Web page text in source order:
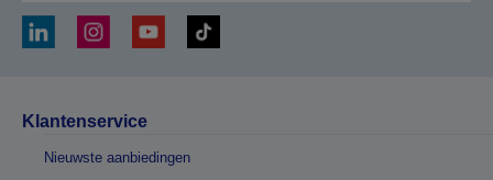
Klantenservice
Nieuwste aanbiedingen